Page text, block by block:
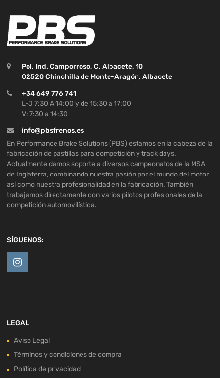
Pol. Ind. Camporroso, C. Albacete, 10
02520 Chinchilla de Monte-Aragón, Albacete
+34 649 776 741
L-J 7:30 A 14:00 y de 15:30 a 17:00
V: 7:30 a 14:30
info@pbsfrenos.es
En Performance Brake Solutions (PBS) estamos en la cabeza de la
fabricación de pastillas para competición y track days.
Actualmente damos soporte a diversos campeonatos de la MSA
de Inglaterra, combinando nuestra pasión por el mundo del motor
así como nuestra profesionalidad en la fabricación. También
trabajamos directamente con varios pilotos profesionales de la
competición automovilística.
SÍGUENOS:
LEGAL
Aviso Legal
Términos y condiciones de compra
Política de privacidad